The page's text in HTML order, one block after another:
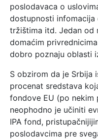
poslodavaca o
dostupnosti infomacija
tržištima itd. Jedan od
domaćim
dobro poznaju oblasti
S obzirom da je Srbija
procenat sredstava
fondove EU (po nekim
neophodno je učiniti
IPA fond,
poslodavcima pre